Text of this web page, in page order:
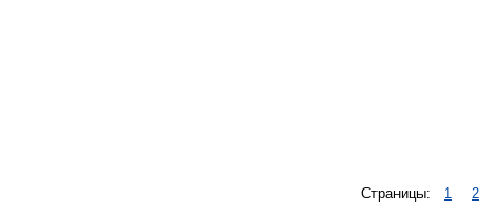
Страницы: 1 2